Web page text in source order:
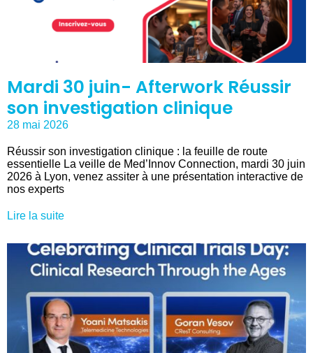
Mardi 30 juin- Afterwork Réussir
son investigation clinique
28 mai 2026
Réussir son investigation clinique : la feuille de route
essentielle La veille de Med’Innov Connection, mardi 30 juin
2026 à Lyon, venez assiter à une présentation interactive de
nos experts
Lire la suite